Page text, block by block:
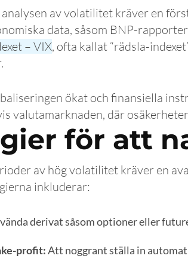
analysen av volatilitet kräver en
data, såsom BNP-
– VIX, ofta kallat “rädsla-
ökat och finansiella
valutamarknaden, där
för att
av hög volatilitet kräver en
inkluderar:
derivat såsom optioner eller
profit:Att noggrant ställa in